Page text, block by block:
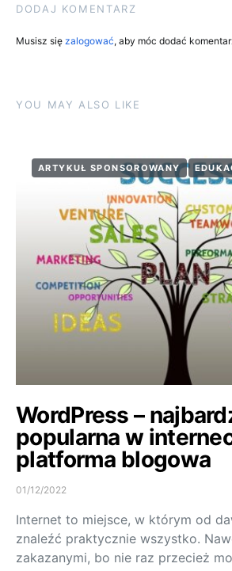
DODAJ KOMENTARZ
Musisz się zalogować, aby móc dodać
YOU MAY ALSO LIKE
ARTYKUŁ SPONSOROWANY
WordPress –
popularna w
platforma blogowa
01/12/2022
Internet to miejsce, w którym od
znaleźć praktycznie wszystko.
zakazanymi, bo nie raz przecież